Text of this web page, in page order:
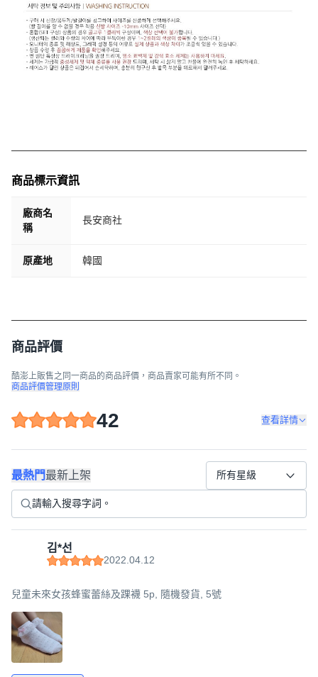
商品標示資訊
廠商名
稱
長安商社
原產地 韓國
商品評價
酷澎上販售之同一商品的商品評價，商品賣家可能有所不同。
商品評價管理原則
42 查看詳情
最熱門最新上架 所有星級
김*선
2022.04.12
兒童未來女孩蜂蜜蕾絲及踝襪 5p, 隨機發貨, 5號